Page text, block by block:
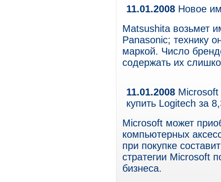
11.01.2008 Новое
Matsushita возьмет
Panasonic; технику
маркой. Число
содержать их
11.01.2008
купить Logitech за
Microsoft может
компьютерных
при покупке
стратегии Microsoft
бизнеса.